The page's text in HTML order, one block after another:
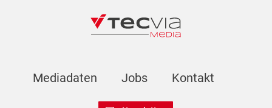
Mediadaten Jobs Kontakt